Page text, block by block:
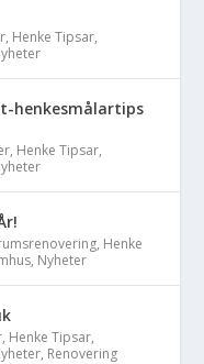
, Henke Tipsar,
henkesmålartips
, Henke Tipsar,
, Henke
, Nyheter
, Henke Tipsar,
, Renovering